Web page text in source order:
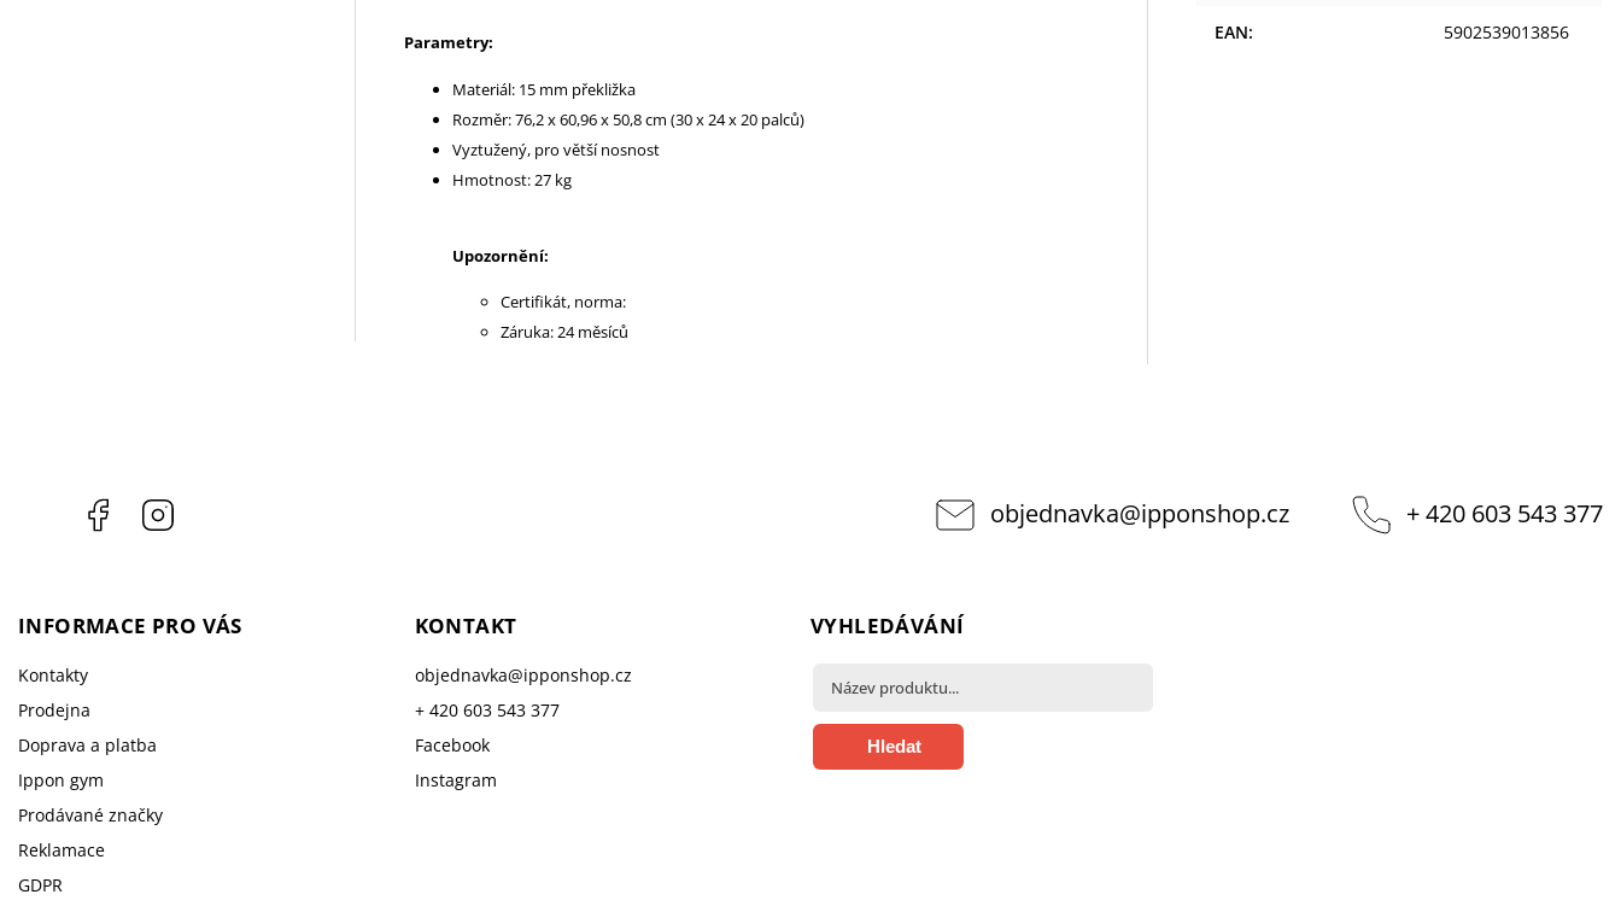
Parametry:
Materiál: 15 mm překližka
Rozměr: 76,2 x 60,96 x 50,8 cm (30 x 24 x 20 palců)
Vyztužený, pro větší nosnost
Hmotnost: 27 kg
Upozornění:
Certifikát, norma:
Záruka: 24 měsíců
EAN: 5902539013856
Facebook objednavka@ipponshop.cz + 420 603 543 377
INFORMACE PRO VÁS
Kontakty
Prodejna
Doprava a platba
Ippon gym
Prodávané značky
Reklamace
GDPR
KONTAKT
objednavka@ipponshop.cz
+ 420 603 543 377
Facebook
Instagram
VYHLEDÁVÁNÍ
Hledat